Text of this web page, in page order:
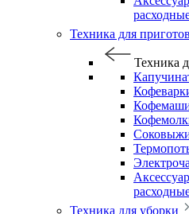
Техника для
Техника
Техника для уборки